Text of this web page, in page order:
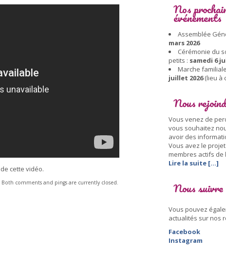
cette vidéo.
Both comments and pings are currently closed.
Nos
événements
Assemblée
mars 2026
Cérémonie du
petits : samedi 6
Marche
juillet 2026(lieu à
Nous
Vous venez de
vous souhaitez
avoir des
Vous avez le
membres actifs de
Lire la suite [...]
Nous suivre
Vous pouvez
actualités sur nos
Facebook
Instagram